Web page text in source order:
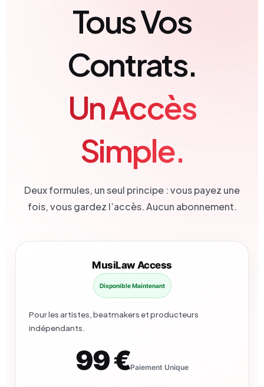
Tous Vos
Contrats.
Un Accès
Simple.
Deux formules, un seul principe : vous payez une
fois, vous gardez l’accès. Aucun abonnement.
MusiLaw Access
Disponible Maintenant
Pour les artistes, beatmakers et producteurs
indépendants.
99 €Paiement Unique